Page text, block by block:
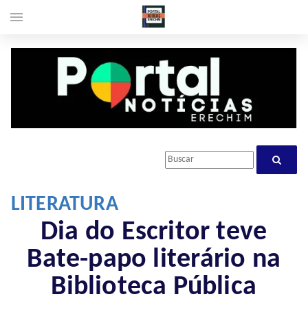
LITERATURA
Dia do Escritor teve
Bate-papo literário na
Biblioteca Pública
menu